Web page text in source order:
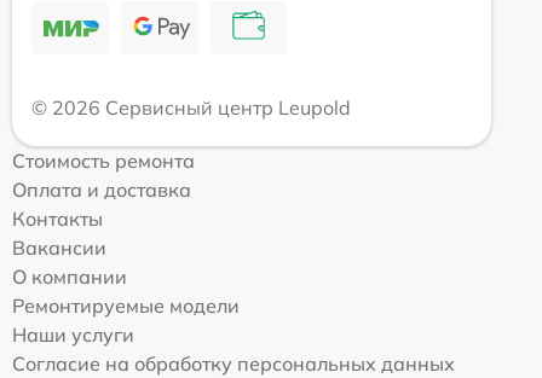
© 2026 Сервисный центр Leupold
Стоимость ремонта
Оплата и доставка
Контакты
Вакансии
О компании
Ремонтируемые модели
Наши услуги
Согласие на обработку персональных данных